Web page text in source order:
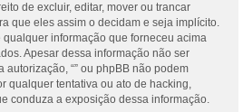
de excluir, editar, mover ou trancar
que eles assim o decidam e seja implícito.
informação que forneceu acima
Apesar dessa informação não ser
autorização, “” ou phpBB não podem
qualquer tentativa ou ato de hacking,
conduza a exposição dessa informação.